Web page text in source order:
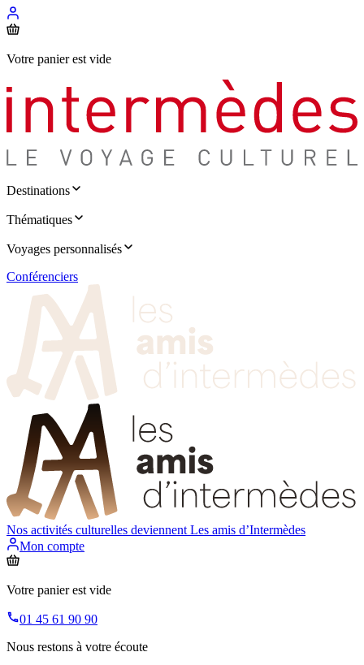
Votre panier est vide
Destinations
Thématiques
Voyages personnalisés
Conférenciers
Nos activités culturelles deviennent Les amis d’Intermèdes
Mon compte
Votre panier est vide
01 45 61 90 90
Nous restons à votre écoute